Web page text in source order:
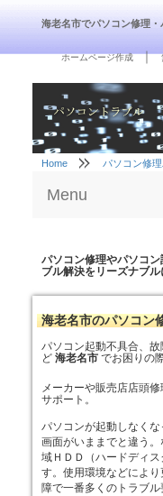
海老名市でパソコン修理・
ホームページ作成 ｜
Home パソコン修
Menu
パソコン修理やパソコ
ブル解決をリーズナブル
海老名市のパソコン
パソコン起動不具合、
ど海老名市でお困りの
メーカーや販売店店頭
サポート。
パソコンが起動しなくな
画面がいままでと違う
域ＨＤＤ（ハードディ
す。使用環境などによ
障で一番多くのトラブ